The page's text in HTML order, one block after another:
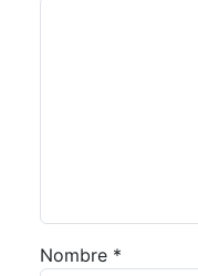
Nombre *